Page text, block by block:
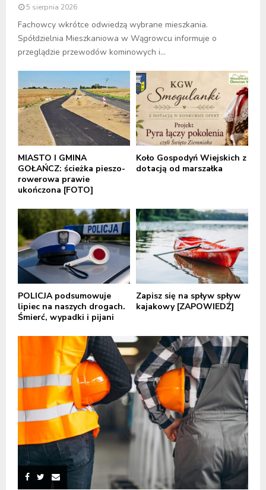
5 sierpnia 2026
Fachowcy wkrótce odwiedzą wybrane mieszkania.
Spółdzielnia Mieszkaniowa w Wągrowcu informuje o
przeglądzie przewodów kominowych i...
MIASTO I GMINA
GOŁAŃCZ: ścieżka pieszo-
rowerowa prawie
ukończona [FOTO]
Koło Gospodyń Wiejskich z
dotacją od marszałka
POLICJA podsumowuje
lipiec na naszych drogach.
Śmierć, wypadki i pijani
Zapisz się na spływ spływ
kajakowy [ZAPOWIEDŹ]